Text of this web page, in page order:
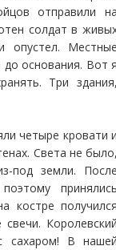
отправили
солдат в
опустел.
до основания. Вот
Три
четыре кровати
Света не
под земли.
костре
сахаром! В